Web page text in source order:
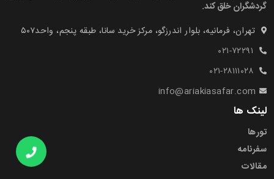
گردشگران خلق کند.
تهران، فرمانیه، بلوار اندرزگو، مرکز خرید سانا، طبقه پنجم، واحد۵۰۷‍
۰۲۱-۷۲۲۹۱
۰۲۱-۲۸۱۱۱۰۲۸
info@ariakiasafar.com
لینک ها
تورها
سفرنامه
مقالات